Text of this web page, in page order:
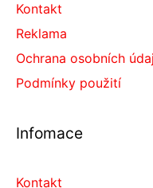
Kontakt
Reklama
Ochrana osobních
Podmínky použití
Infomace
Kontakt